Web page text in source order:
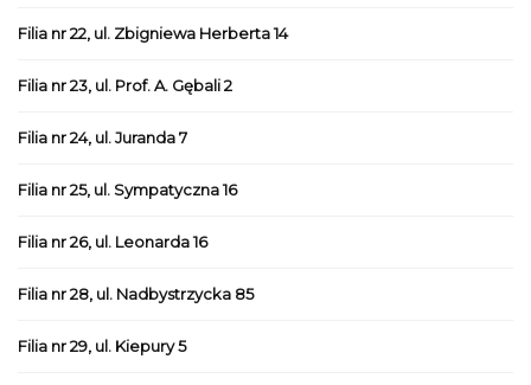
Filia nr 22, ul. Zbigniewa Herberta 14
Filia nr 23, ul. Prof. A. Gębali 2
Filia nr 24, ul. Juranda 7
Filia nr 25, ul. Sympatyczna 16
Filia nr 26, ul. Leonarda 16
Filia nr 28, ul. Nadbystrzycka 85
Filia nr 29, ul. Kiepury 5